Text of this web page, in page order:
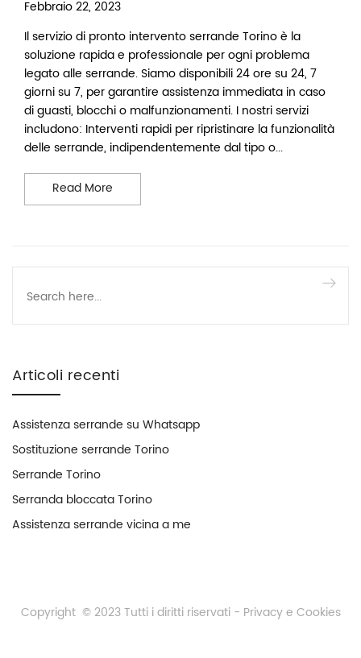
Febbraio 22, 2023
Il servizio di pronto intervento serrande Torino è la
soluzione rapida e professionale per ogni problema
legato alle serrande. Siamo disponibili 24 ore su 24, 7
giorni su 7, per garantire assistenza immediata in caso
di guasti, blocchi o malfunzionamenti. I nostri servizi
includono: Interventi rapidi per ripristinare la funzionalità
delle serrande, indipendentemente dal tipo o...
Read More
Articoli recenti
Assistenza serrande su Whatsapp
Sostituzione serrande Torino
Serrande Torino
Serranda bloccata Torino
Assistenza serrande vicina a me
Copyright © 2023 Tutti i diritti riservati - Privacy e Cookies